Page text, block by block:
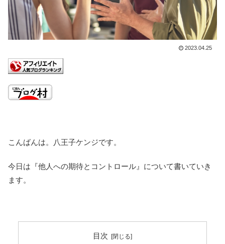
2023.04.25
こんばんは。八王子ケンジです。
今日は『他人への期待とコントロール』について書いていき
ます。
目次